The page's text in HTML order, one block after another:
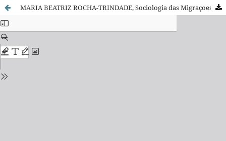
MARIA BEATRIZ ROCHA-TRINDADE, Sociologia das Migraçoes